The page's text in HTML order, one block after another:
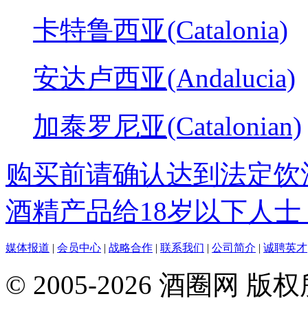
卡特鲁西亚(Catalonia)
安达卢西亚(Andalucia)
加泰罗尼亚(Catalonian)
购买前请确认达到法定
酒精产品给18岁以下人士
媒体报道 | 会员中心 | 战略合作 | 联系我们 | 公司简介 | 诚聘英才
© 2005-2026 酒圈网 版